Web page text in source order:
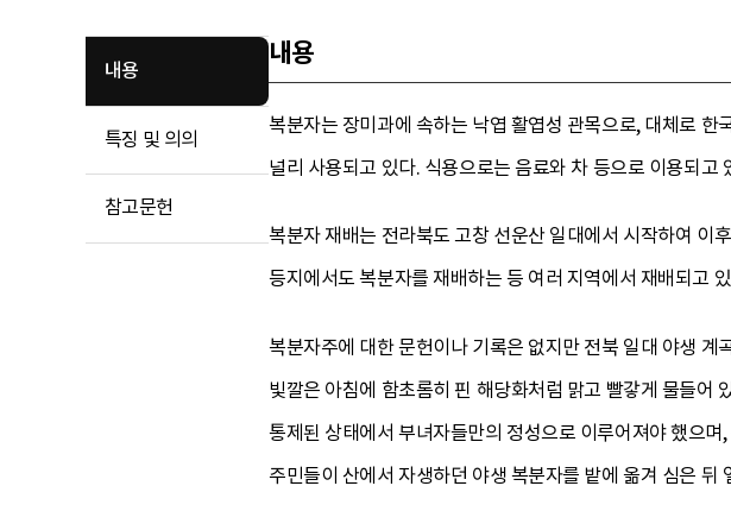
내용
특징 및 의의
참고문헌
내용
복분자는 장미과에 속하는 낙엽 활엽성 관목으로, 대체로
널리 사용되고 있다. 식용으로는 음료와 차 등으로 이용되
복분자 재배는 전라북도 고창 선운산 일대에서 시작하여 이
등지에서도 복분자를 재배하는 등 여러 지역에서 재배되고
복분자주에 대한 문헌이나 기록은 없지만 전북 일대 야생
빛깔은 아침에 함초롬히 핀 해당화처럼 맑고 빨갛게 물들어
통제된 상태에서 부녀자들만의 정성으로 이루어져야 했으
주민들이 산에서 자생하던 야생 복분자를 밭에 옮겨 심은